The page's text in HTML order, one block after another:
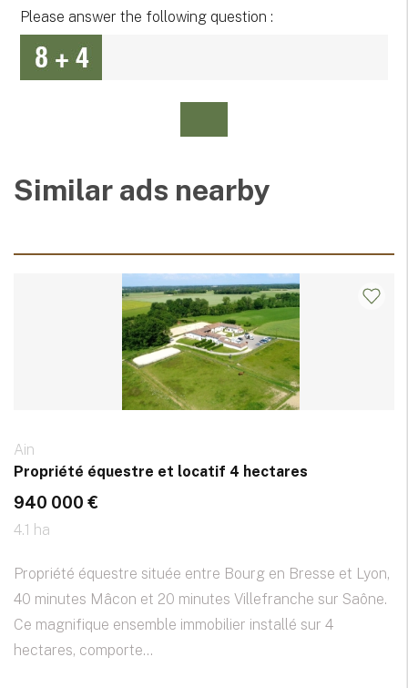
Please answer the following question :
Similar ads nearby
Ain
Propriété équestre et locatif 4 hectares
940 000 €
4.1 ha
Propriété équestre située entre Bourg en Bresse et Lyon,
40 minutes Mâcon et 20 minutes Villefranche sur Saône.
Ce magnifique ensemble immobilier installé sur 4
hectares, comporte...